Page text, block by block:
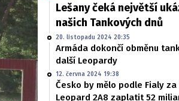
Lešany čeká největší
našich Tankových dnů
20. listopadu 2024 20:35
Armáda dokončí obměnu
další Leopardy
12. června 2024 19:38
Česko by mělo podle Fialy
Leopard 2A8 zaplatit 52